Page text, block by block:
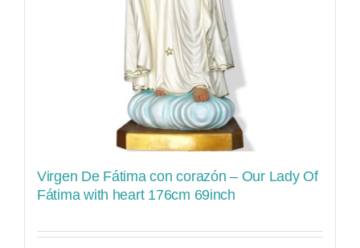
Virgen De Fátima con corazón – Our Lady Of
Fátima with heart 176cm 69inch